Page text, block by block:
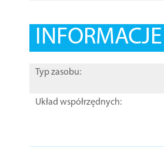
Typ zasobu:
Układ współrzędnych: